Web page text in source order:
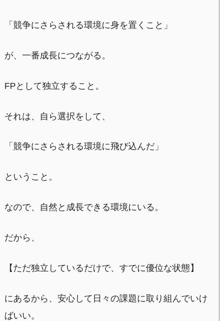
「競争にさらされる環境に身を置くこと」
が、一番成長につながる。
FPとして独立すること。
それは、自ら選択をして、
「競争にさらされる環境に飛び込んだ」
ということ。
なので、自然と成長できる環境にいる。
だから、
【ただ独立しているだけで、すでに優位な状態】
にあるから、安心して日々の課題に取り組んでいけ
ばいい。